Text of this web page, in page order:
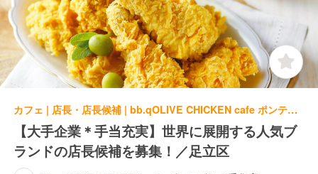
カフェ | 店長・店長候補 | bb.qOLIVE CHICKEN cafe ポンテポルタ千住店
【大手企業＊手当充実】世界に展開する人気ブ
ランドの店長候補を募集！／足立区